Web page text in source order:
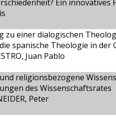
Ein innovatives
zu einer dialogischen
spanische Theologie in der
Juan Pablo
religionsbezogene
des Wissenschaftsrates
Peter